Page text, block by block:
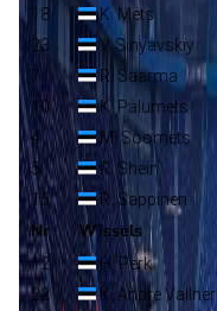
18
K. Mets
23
V. Sinyavskiy
7
R. Saarma
10
K. Palumets
4
M. Soomets
5
R. Shein
15
R. Sappinen
Nr Wissels
12 H. Perk
22
K. Andre Vallner